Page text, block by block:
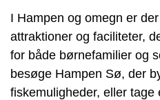
I Hampen og omegn er
attraktioner og faciliteter,
for både børnefamilier og
besøge Hampen Sø, der
fiskemuligheder, eller